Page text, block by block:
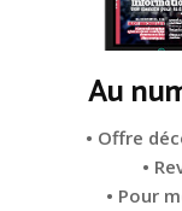
Au
• Offre
•
• Pour